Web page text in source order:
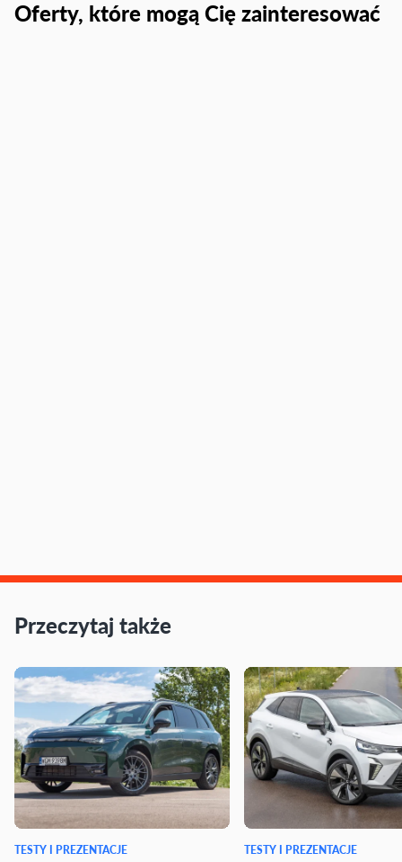
Oferty, które mogą Cię zainteresować
Przeczytaj także
TESTY I PREZENTACJE TESTY I PREZENTACJE